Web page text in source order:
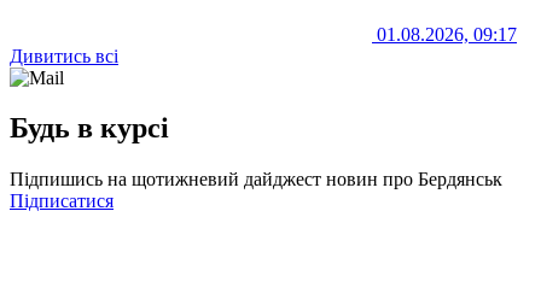
01.08.2026, 09:17
Дивитись всі
Будь в курсі
Підпишись на щотижневий дайджест новин про Бердянськ
Підписатися